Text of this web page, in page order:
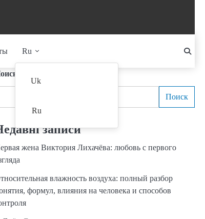
Ru
Uk
Ru
Поиск
записи
жена Виктория Лихачёва: любовь с первого
влажность воздуха: полный разбор
формул, влияния на человека и способов